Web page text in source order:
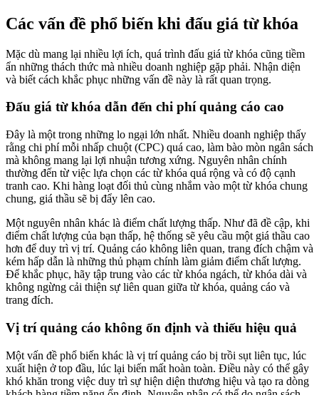
Các vấn đề phổ biến khi đấu giá từ khóa
Mặc dù mang lại nhiều lợi ích, quá trình đấu giá từ khóa cũng tiềm
ẩn những thách thức mà nhiều doanh nghiệp gặp phải. Nhận diện
và biết cách khắc phục những vấn đề này là rất quan trọng.
Đấu giá từ khóa dẫn đến chi phí quảng cáo cao
Đây là một trong những lo ngại lớn nhất. Nhiều doanh nghiệp thấy
rằng chi phí mỗi nhấp chuột (CPC) quá cao, làm bào mòn ngân sách
mà không mang lại lợi nhuận tương xứng. Nguyên nhân chính
thường đến từ việc lựa chọn các từ khóa quá rộng và có độ cạnh
tranh cao. Khi hàng loạt đối thủ cùng nhắm vào một từ khóa chung
chung, giá thầu sẽ bị đẩy lên cao.
Một nguyên nhân khác là điểm chất lượng thấp. Như đã đề cập, khi
điểm chất lượng của bạn thấp, hệ thống sẽ yêu cầu một giá thầu cao
hơn để duy trì vị trí. Quảng cáo không liên quan, trang đích chậm và
kém hấp dẫn là những thủ phạm chính làm giảm điểm chất lượng.
Để khắc phục, hãy tập trung vào các từ khóa ngách, từ khóa dài và
không ngừng cải thiện sự liên quan giữa từ khóa, quảng cáo và
trang đích.
Vị trí quảng cáo không ổn định và thiếu hiệu quả
Một vấn đề phổ biến khác là vị trí quảng cáo bị trồi sụt liên tục, lúc
xuất hiện ở top đầu, lúc lại biến mất hoàn toàn. Điều này có thể gây
khó khăn trong việc duy trì sự hiện diện thương hiệu và tạo ra dòng